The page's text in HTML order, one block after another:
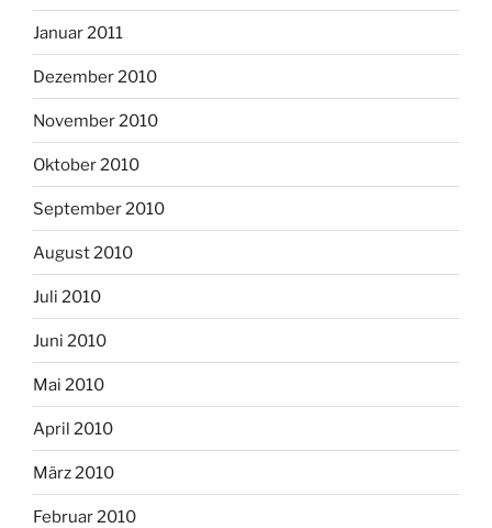
Januar 2011
Dezember 2010
November 2010
Oktober 2010
September 2010
August 2010
Juli 2010
Juni 2010
Mai 2010
April 2010
März 2010
Februar 2010